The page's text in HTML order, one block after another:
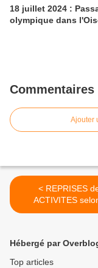
18 juillet 2024 :
olympique dans
Commentaires
Ajouter
< REPRISES des
ACTIVITES
protocole des
Hébergé par
Top articles